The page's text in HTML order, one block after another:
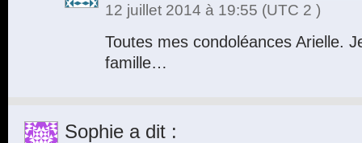
12 juillet 2014 à 19:55 (UTC 2 )
Toutes mes condoléances Arielle.
famille…
Sophie a dit :